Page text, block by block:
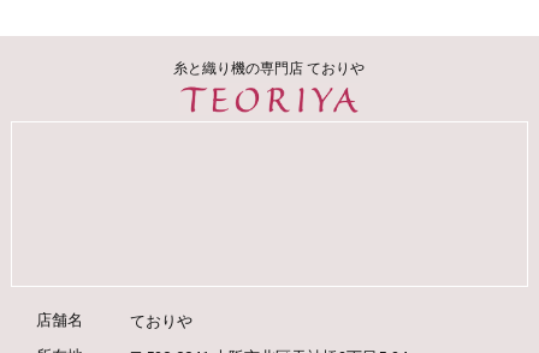
糸と織り機の専門店 ておりや
店舗名
ておりや